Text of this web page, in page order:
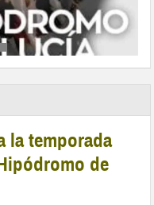
la temporada
de